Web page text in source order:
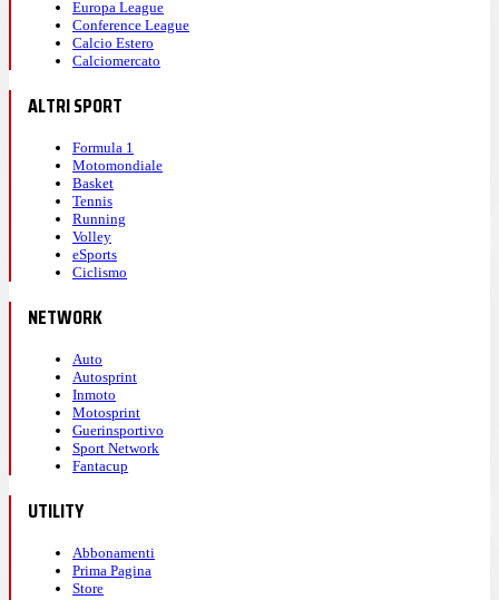
Europa League
Conference League
Calcio Estero
Calciomercato
ALTRI SPORT
Formula 1
Motomondiale
Basket
Tennis
Running
Volley
eSports
Ciclismo
NETWORK
Auto
Autosprint
Inmoto
Motosprint
Guerinsportivo
Sport Network
Fantacup
UTILITY
Abbonamenti
Prima Pagina
Store